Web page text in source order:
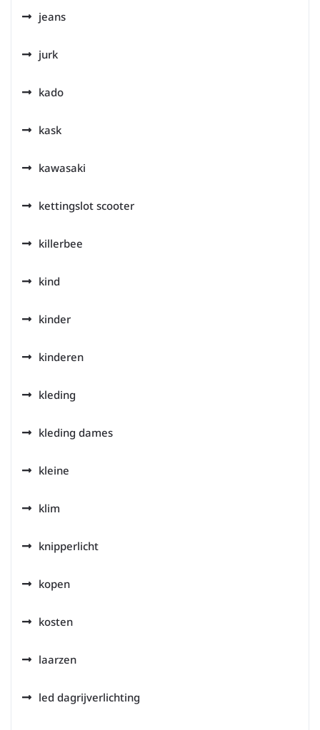
jeans
jurk
kado
kask
kawasaki
kettingslot scooter
killerbee
kind
kinder
kinderen
kleding
kleding dames
kleine
klim
knipperlicht
kopen
kosten
laarzen
led dagrijverlichting